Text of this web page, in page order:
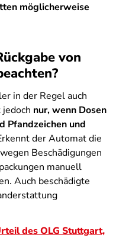
möglicherweise
von
in der Regel auch
nur, wenn Dosen
Pfandzeichen und
der Automat die
Beschädigungen
manuell
Auch beschädigte
des OLG Stuttgart,